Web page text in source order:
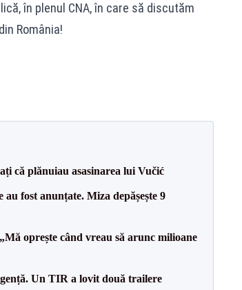
în plenul CNA, în care să discutăm
România!
că plănuiau asasinarea lui Vučić
fost anunțate. Miza depășește 9
oprește când vreau să arunc milioane
Un TIR a lovit două trailere